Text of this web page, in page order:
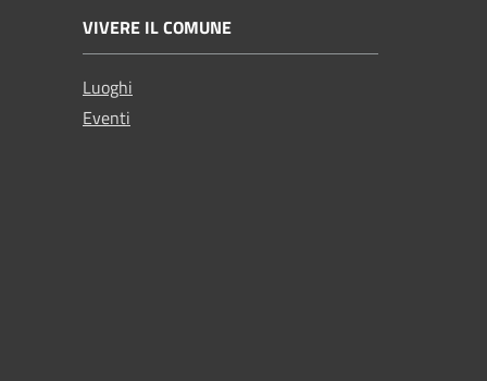
VIVERE IL COMUNE
Luoghi
Eventi